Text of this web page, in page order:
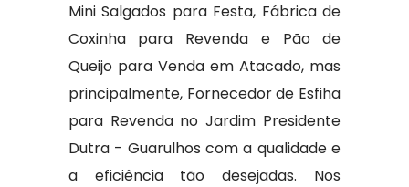
Mini Salgados para Festa, Fábrica de
Coxinha para Revenda e Pão de
Queijo para Venda em Atacado, mas
principalmente, Fornecedor de Esfiha
para Revenda no Jardim Presidente
Dutra - Guarulhos com a qualidade e
a eficiência tão desejadas. Nos